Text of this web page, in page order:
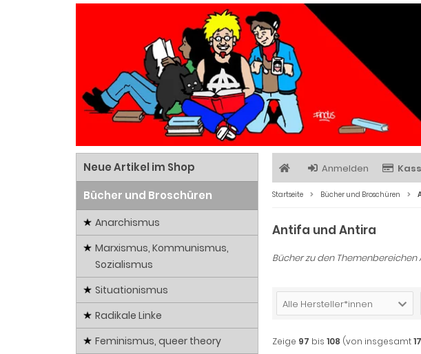
Anmelden
Startseite Bücher und Broschüren
Antifa und Antira
Bücher zu den
Alle Hersteller*innen
Zeige 97 bis 108 (von insgesamt
Neue Artikel im Shop
Bücher und Broschüren
Anarchismus
Marxismus, Kommunismus,
Sozialismus
Situationismus
Radikale Linke
Feminismus, queer theory